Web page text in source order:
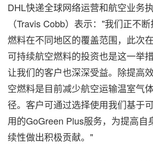
DHL快递全球网络运营和航空业务
（Travis Cobb）表示："我们正不
燃料在不同地区的覆盖范围，此次
可持续航空燃料的投资也是这一举
让我们的客户也深深受益。除提高
空燃料是目前减少航空运输温室气
径。客户可通过选择使用我们基于
用的GoGreen Plus服务，为提高自
续性做出积极贡献。"